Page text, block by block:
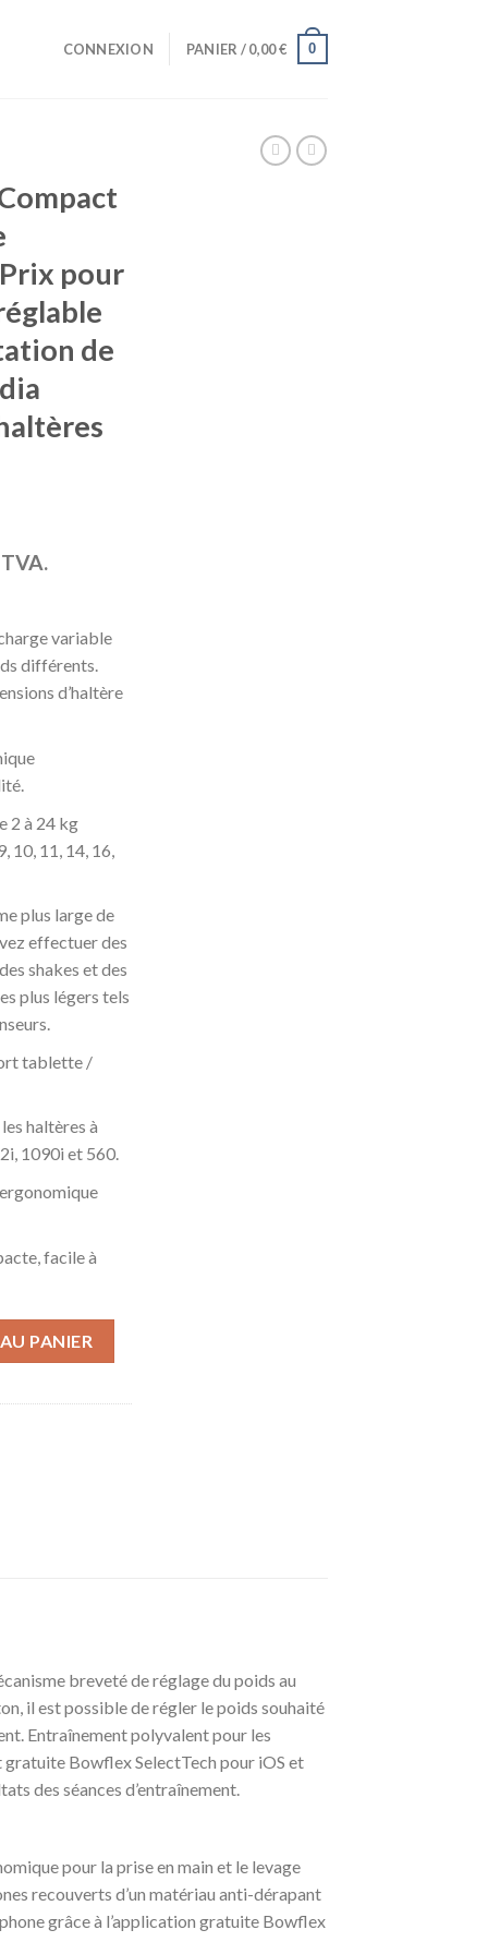
CONNEXION PANIER /0,00€ 0
pour
de
variable
différents.
d’haltère
2 à 24 kg
10, 11, 14, 16,
plus large de
effectuer des
shakes et des
plus légers tels
tablette /
haltères à
1090i et 560.
facile à
PANIER
breveté de réglage du poids au
il est possible de régler le poids souhaité
Entraînement polyvalent pour les
gratuite Bowflex SelectTech pour iOS et
des séances d’entraînement.
pour la prise en main et le levage
recouverts d’un matériau anti-dérapant
grâce à l’application gratuite Bowflex